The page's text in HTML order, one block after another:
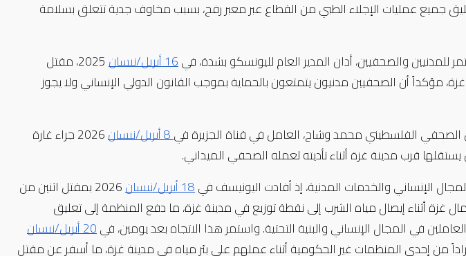
والصحفيين، أدان المدير العام لليونسكو بشدة، في 16 أبريل/نيسان
الصحفي الفلسطيني محمد وشاح، العامل في قناة الجزيرة في 8 أبريل/نيسان
قرب مدينة غزة أثناء تأديته لعمله الصحفي الميداني.
الإنساني والخدمات المدنية، إذ أفادت اليونيسف في 18 أبريل/نيسان
في المجال الإنساني والبنية التحتية. واستمر هذا الاتجاه بعد يومين، في 20 أبريل/نيسان